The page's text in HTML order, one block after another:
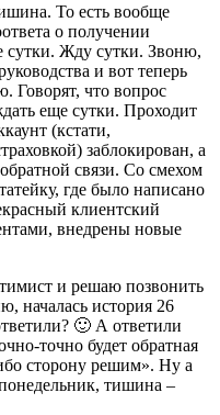
То есть вообще
о получении
сутки. Жду сутки. Звоню,
и вот теперь
Говорят, что вопрос
еще сутки. Проходит
(кстати,
заблокирован, а
связи. Со смехом
где было написано
клиентский
внедрены новые
и решаю позвонить
началась история 26
🙂 А ответили
точно будет обратная
сторону решим». Ну а
тишина –